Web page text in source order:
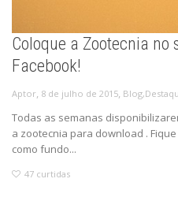
Coloque a Zootecnia no
Facebook!
Aptor, 8 de julho de 2015, Blog,
Todas as semanas
a zootecnia para download .
como fundo...
47 curtidas